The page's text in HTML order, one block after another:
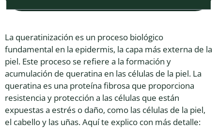
La queratinización es un proceso biológico
fundamental en la epidermis, la capa más externa de la
piel. Este proceso se refiere a la formación y
acumulación de queratina en las células de la piel. La
queratina es una proteína fibrosa que proporciona
resistencia y protección a las células que están
expuestas a estrés o daño, como las células de la piel,
el cabello y las uñas. Aquí te explico con más detalle: